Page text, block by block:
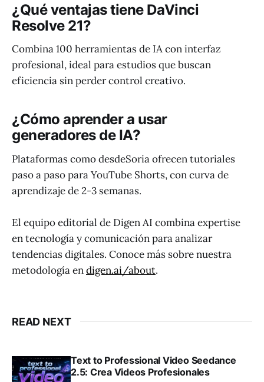
¿Qué ventajas tiene DaVinci
Resolve 21?
Combina 100 herramientas de IA con interfaz
profesional, ideal para estudios que buscan
eficiencia sin perder control creativo.
¿Cómo aprender a usar
generadores de IA?
Plataformas como desdeSoria ofrecen tutoriales
paso a paso para YouTube Shorts, con curva de
aprendizaje de 2-3 semanas.
El equipo editorial de Digen AI combina expertise
en tecnología y comunicación para analizar
tendencias digitales. Conoce más sobre nuestra
metodología endigen.ai/about.
READ NEXT
Text to Professional Video Seedance
2.5: Crea Videos Profesionales